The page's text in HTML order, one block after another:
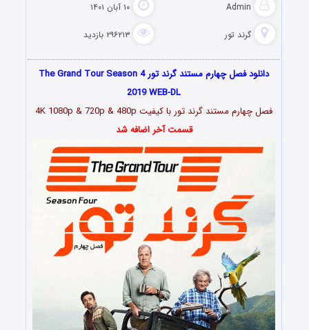
Admin ۱۰ آبان ۱۴۰۱
گرند تور ۲۹۶۲۱۳ بازدید
دانلود فصل چهارم مستند گرند تور The Grand Tour Season 4
2019 WEB-DL
فصل چهارم مستند گرند تور با کیفیت 4K 1080p & 720p & 480p
قسمت آخر اضافه شد